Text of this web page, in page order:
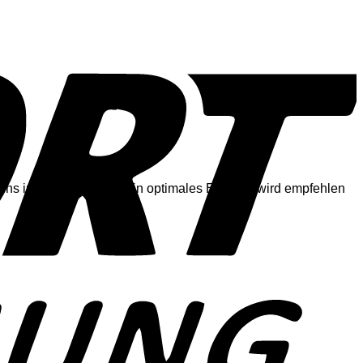
in dieser Hinsicht ein optimales Erlebnis wird empfehlen